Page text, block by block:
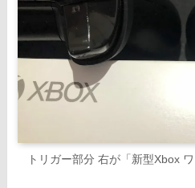
トリガー部分 右が「新型Xbox